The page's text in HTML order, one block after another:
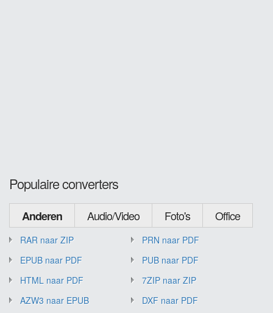
Populaire converters
Anderen Audio/Video Foto's Office
RAR naar ZIP
PRN naar PDF
EPUB naar PDF
PUB naar PDF
HTML naar PDF
7ZIP naar ZIP
AZW3 naar EPUB
DXF naar PDF